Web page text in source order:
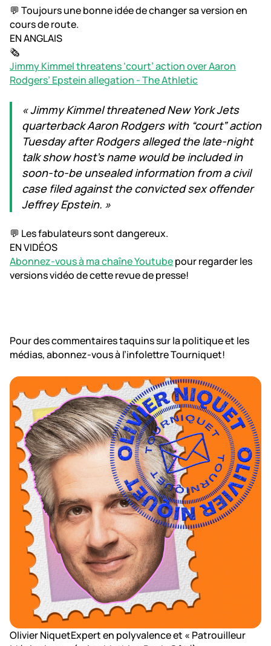
💬 Toujours une bonne idée de changer sa version en
cours de route.
EN ANGLAIS
🗞️
Jimmy Kimmel threatens ‘court’ action over Aaron
Rodgers’ Epstein allegation - The Athletic
« Jimmy Kimmel threatened New York Jets
quarterback Aaron Rodgers with “court” action
Tuesday after Rodgers alleged the late-night
talk show host’s name would be included in
soon-to-be unsealed information from a civil
case filed against the convicted sex offender
Jeffrey Epstein. »
💬 Les fabulateurs sont dangereux.
EN VIDÉOS
Abonnez-vous à ma chaîne Youtubepour regarder les
versions vidéo de cette revue de presse!
Pour des commentaires taquins sur la politique et les
médias, abonnez-vous à l’infolettre Tourniquet!
Olivier NiquetExpert en polyvalence et « Patrouilleur